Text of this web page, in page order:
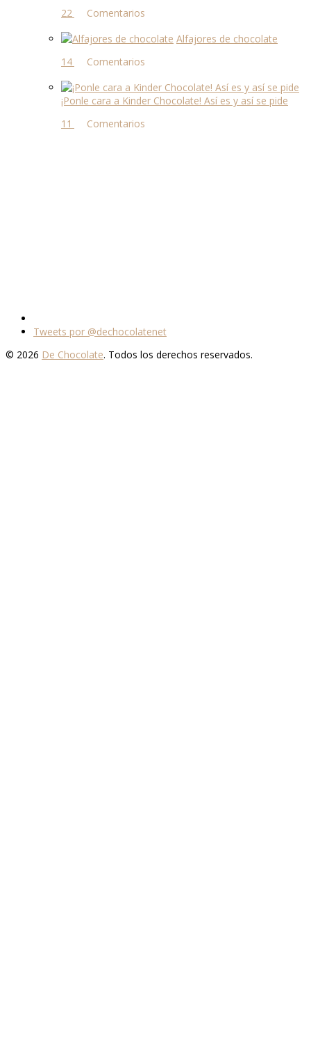
22 comentarios
Alfajores de chocolate
14 comentarios
¡Ponle cara a Kinder Chocolate! Así es y así se pide
11 comentarios
Tweets por @dechocolatenet
© 2026 De Chocolate. Todos los derechos reservados.